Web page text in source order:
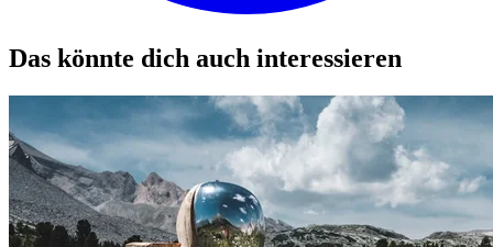
Das könnte dich auch interessieren